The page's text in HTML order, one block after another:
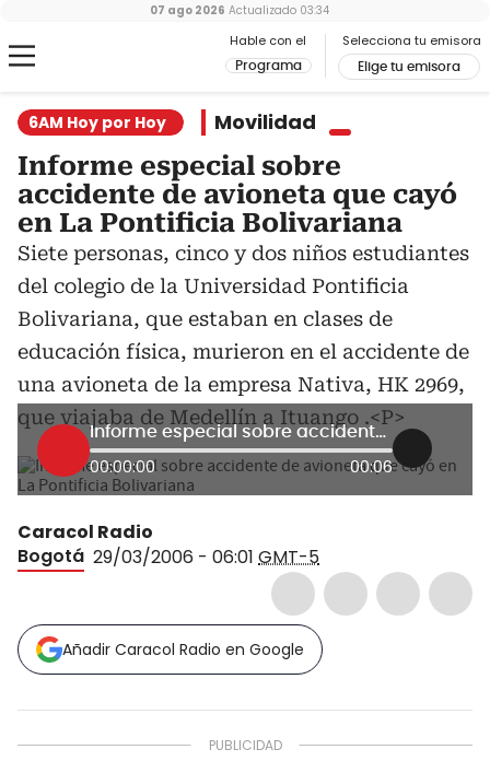
Hable con el
Programa
Selecciona tu emisora
Elige tu emisora
07 ago 2026 Actualizado 03:34
6AM Hoy por Hoy Movilidad
Informe especial sobre
accidente de avioneta que cayó
en La Pontificia Bolivariana
Siete personas, cinco y dos niños estudiantes
del colegio de la Universidad Pontificia
Bolivariana, que estaban en clases de
educación física, murieron en el accidente de
una avioneta de la empresa Nativa, HK 2969,
que viajaba de Medellín a Ituango .<P>
Informe especial sobre accidente de avioneta que cayó en La Pontificia Bolivariana
00:00:00 00:06
Caracol Radio
Bogotá 29/03/2006 - 06:01 GMT-5
Añadir Caracol Radio en Google